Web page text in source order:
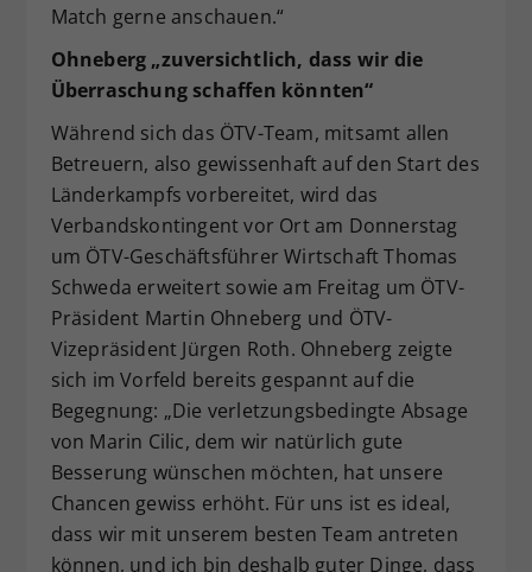
Match gerne anschauen.“
Ohneberg „zuversichtlich, dass wir die
Überraschung schaffen könnten“
Während sich das ÖTV-Team, mitsamt allen
Betreuern, also gewissenhaft auf den Start des
Länderkampfs vorbereitet, wird das
Verbandskontingent vor Ort am Donnerstag
um ÖTV-Geschäftsführer Wirtschaft Thomas
Schweda erweitert sowie am Freitag um ÖTV-
Präsident Martin Ohneberg und ÖTV-
Vizepräsident Jürgen Roth. Ohneberg zeigte
sich im Vorfeld bereits gespannt auf die
Begegnung: „Die verletzungsbedingte Absage
von Marin Cilic, dem wir natürlich gute
Besserung wünschen möchten, hat unsere
Chancen gewiss erhöht. Für uns ist es ideal,
dass wir mit unserem besten Team antreten
können, und ich bin deshalb guter Dinge, dass